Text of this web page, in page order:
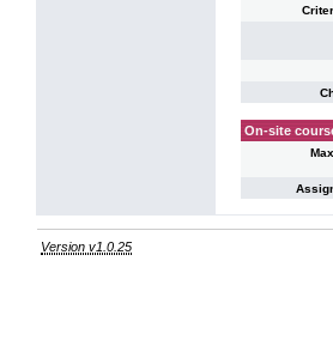
On-site
Version v1.0.25